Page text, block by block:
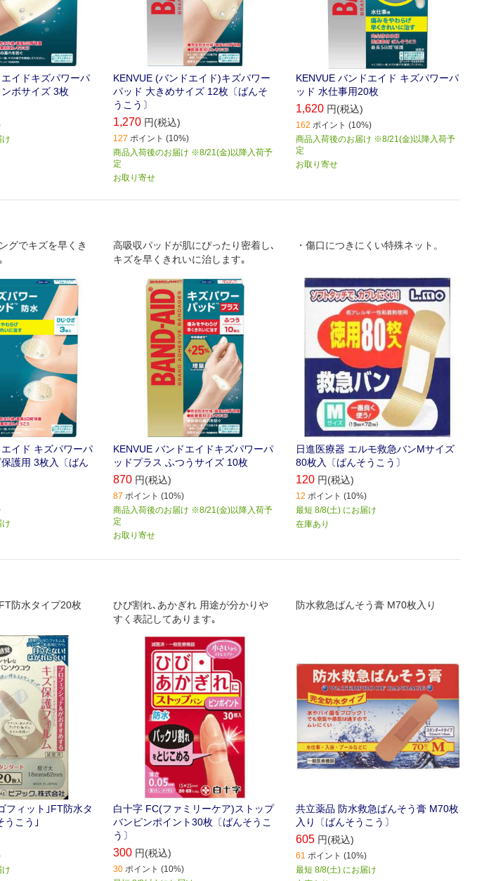
イドキズパワーパ
ボサイズ 3枚
け
KENVUE (バンドエイド)キズパワー
パッド 大きめサイズ 12枚〔ばんそ
うこう〕
1,270 円(税込)
127 ポイント (10%)
商品入荷後のお届け ※8/21(金)以降入荷予
定
お取り寄せ
KENVUE バンドエイド キズパワーパ
ッド 水仕事用20枚
1,620 円(税込)
162 ポイント (10%)
商品入荷後のお届け ※8/21(金)以降入荷予
定
お取り寄せ
グでキズを早くき
イド キズパワーパ
護用 3枚入〔ばん
け
高吸収パッドが肌にぴったり密着し､
キズを早くきれいに治します｡
KENVUE バンドエイドキズパワーパ
ッドプラス ふつうサイズ 10枚
870 円(税込)
87 ポイント (10%)
商品入荷後のお届け ※8/21(金)以降入荷予
定
お取り寄せ
・傷口につきにくい特殊ネット。
日進医療器 エルモ救急バンMサイズ
80枚入〔ばんそうこう〕
120 円(税込)
12 ポイント (10%)
最短 8/8(土) にお届け
在庫あり
防水タイプ20枚
フィット｣FT防水タ
うこう｣
け
ひび割れ､あかぎれ 用途が分かりや
すく表記してあります｡
白十字 FC(ファミリーケア)ストップ
バンピンポイント30枚〔ばんそうこ
う〕
300 円(税込)
30 ポイント (10%)
防水救急ばんそう膏 M70枚入り
共立薬品 防水救急ばんそう膏 M70枚
入り〔ばんそうこう〕
605 円(税込)
61 ポイント (10%)
最短 8/8(土) にお届け